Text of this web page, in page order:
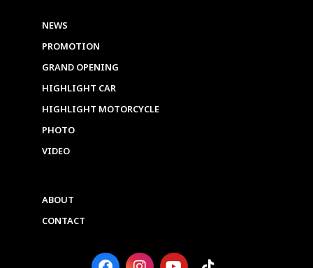
NEWS
PROMOTION
GRAND OPENING
HIGHLIGHT CAR
HIGHLIGHT MOTORCYCLE
PHOTO
VIDEO
ABOUT
CONTACT
F I Y T